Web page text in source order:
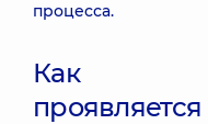
процесса.
Как
проявляется